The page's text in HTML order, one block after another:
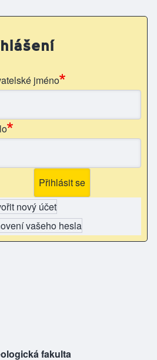
jméno
nový účet
vašeho hesla
fakulta